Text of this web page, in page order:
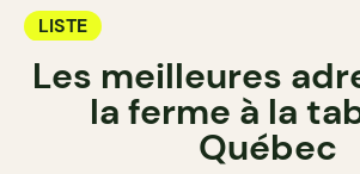
LISTE
Les meilleures
la ferme à la
Québec